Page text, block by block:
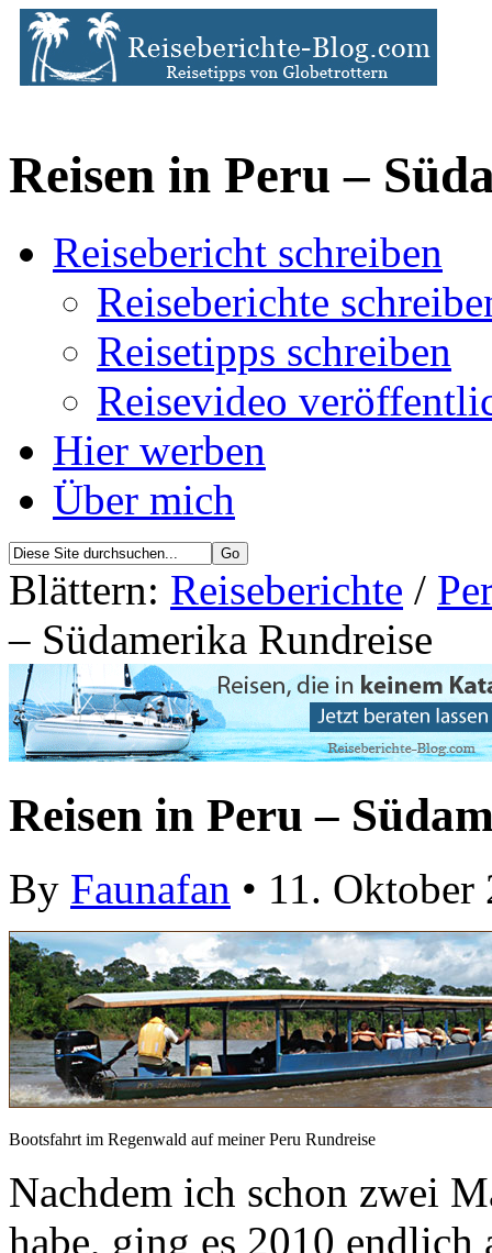
Reisen in Peru –
Reisebericht schreiben
Reiseberichte
Reisetipps schreiben
Reisevideo
Hier werben
Über mich
Blättern: Reiseberichte /
– Südamerika Rundreise
Reisen in Peru –
By Faunafan • 11. Oktober
Bootsfahrt im Regenwald auf meiner Peru Rundreise
Nachdem ich schon zwei
habe, ging es 2010 endlich